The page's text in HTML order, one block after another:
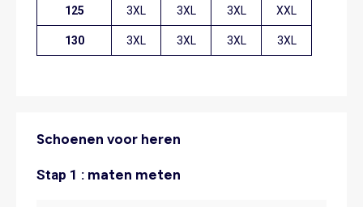
125 3XL 3XL 3XL XXL
130 3XL 3XL 3XL 3XL
Schoenen voor heren
Stap 1 : maten meten